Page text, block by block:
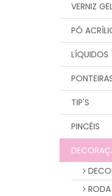
VERNIZ
PÓ
LÍQUIDOS
TIP'S
PINCÉIS